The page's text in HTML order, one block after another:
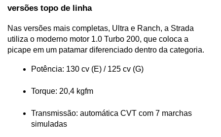
versões topo de linha
Nas versões mais completas, Ultra e Ranch, a Strada
utiliza o moderno motor 1.0 Turbo 200, que coloca a
picape em um patamar diferenciado dentro da categoria.
Potência: 130 cv (E) / 125 cv (G)
Torque: 20,4 kgfm
Transmissão: automática CVT com 7 marchas
simuladas